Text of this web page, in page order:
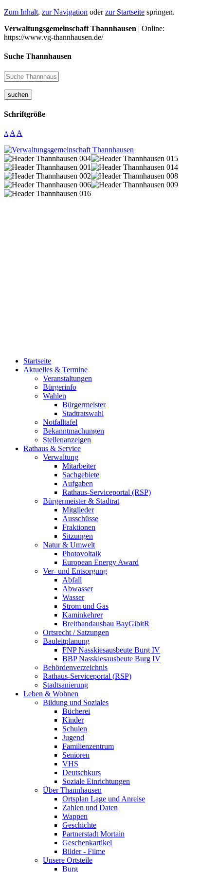
Zum Inhalt, zur Navigation oderzur Startseite springen.
Verwaltungsgemeinschaft Thannhausen | Online:
https://www.vg-thannhausen.de/
Suche Thannhausen
suchen
Schriftgröße
A A A
Startseite
Aktuelles & Termine
Veranstaltungen
Bürgerinfo
Wahlen
Bürgermeister
Stadtratswahl
Notfalltafel
Bekanntmachungen
Stellenanzeigen
Rathaus & Service
Verwaltung
Mitarbeiter
Sachgebiete
Aufgaben
Rathaus-Serviceportal (RSP)
Bürgermeister & Stadtrat
Mitglieder
Ausschüsse
Fraktionen
Sitzungen
Natur & Umwelt
Photovoltaik
European Energy Award
Ver- und Entsorgung
Abfall
Abwasser
Wasser
Strom und Gas
Kaminkehrer
Breitbandausbau BayGibitR
Ortsrecht / Satzungen
Bauleitplanung
FNP Nasskiesausbeute Burg IV
BBP Nasskiesausbeute Burg IV
Behördenverzeichnis
Rathaus-Serviceportal (RSP)
Stadtsanierung
Leben & Wohnen
Bildung und Soziales
Bücherei
Kinder
Schulen
Jugend
Familienzentrum
Senioren
VHS
Deutschkurs
Soziale Einrichtungen
Über Thannhausen
Ortsplan Lage und Anreise
Zahlen und Daten
Wappen
Geschichte
Partnerstadt Mortain
Geschenkartikel
Bilder - Filme
Unsere Ortsteile
Burg